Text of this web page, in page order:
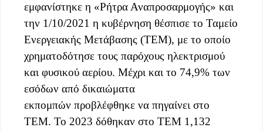
εμφανίστηκε η «Ρήτρα Αναπροσαρμογής» και
την 1/10/2021 η κυβέρνηση θέσπισε το Ταμείο
Ενεργειακής Μετάβασης (ΤΕΜ), με το οποίο
χρηματοδότησε τους παρόχους ηλεκτρισμού
και φυσικού αερίου. Μέχρι και το 74,9% των
εσόδων από δικαιώματα
εκπομπών προβλέφθηκε να πηγαίνει στο
ΤΕΜ. Το 2023 δόθηκαν στο ΤΕΜ 1,132